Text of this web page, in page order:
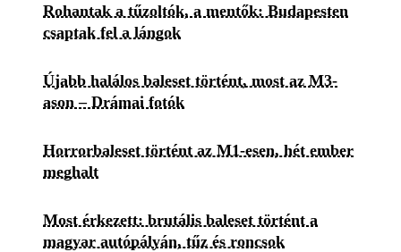
Rohantak a tűzoltók, a mentők: Budapesten
csaptak fel a lángok
Újabb halálos baleset történt, most az M3-
ason – Drámai fotók
Horrorbaleset történt az M1-esen, hét ember
meghalt
Most érkezett: brutális baleset történt a
magyar autópályán, tűz és roncsok